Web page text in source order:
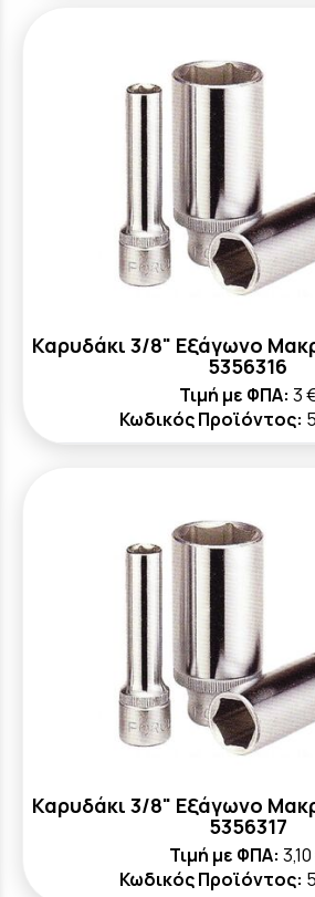
Καρυδάκι 3/8" Εξάγωνο
5356316
Τιμή με ΦΠΑ: 3
Κωδικός Προϊόντος:
Καρυδάκι 3/8" Εξάγωνο
5356317
Τιμή με ΦΠΑ:
Κωδικός Προϊόντος: